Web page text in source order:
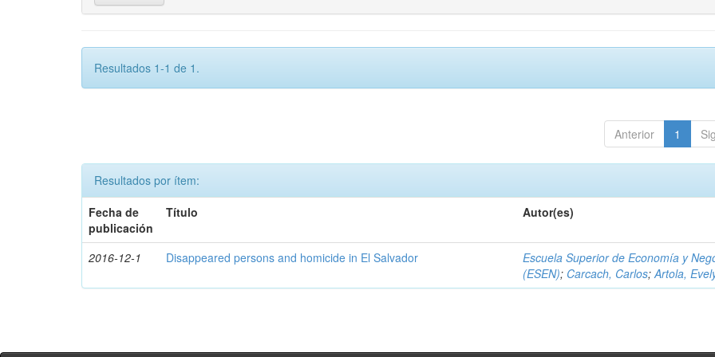
Resultados 1-1 de 1.
Anterior 1
Resultados por ítem:
Fecha de
publicación
Título Autor(es)
2016-12-1 Disappeared persons and homicide in El Salvador
Escuela Superior de Economía y
(ESEN); Carcach, Carlos;Artola,